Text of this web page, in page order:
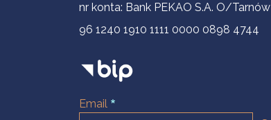
nr konta: Bank PEKAO S.A. O/Tarnów
96 1240 1910 1111 0000 0898 4744
Email